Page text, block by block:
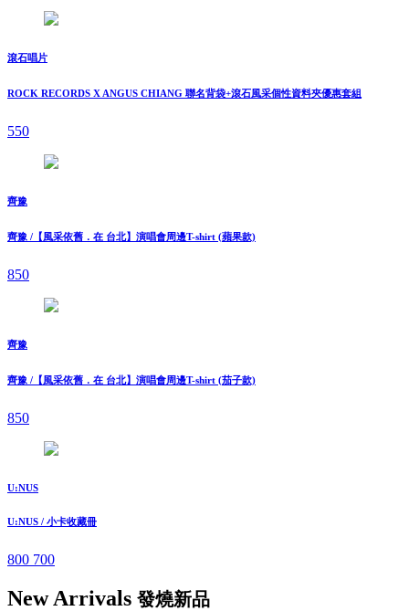
滾石唱片
ROCK RECORDS X ANGUS CHIANG 聯名背袋+滾石風采個性資料夾優惠套組
550
齊豫
齊豫 /【風采依舊．在 台北】演唱會周邊T-shirt (蘋果款)
850
齊豫
齊豫 /【風采依舊．在 台北】演唱會周邊T-shirt (茄子款)
850
U:NUS
U:NUS / 小卡收藏冊
800 700
New Arrivals 發燒新品